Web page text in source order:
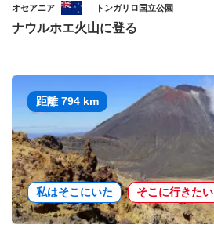
オセアニア トンガリロ国立公園
ナウルホエ火山に登る
距離 794 km
私はそこにいた そこに行きたい